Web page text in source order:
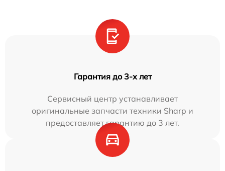
Гарантия до 3-х лет
Сервисный центр устанавливает
оригинальные запчасти техники Sharp и
предоставляет гарантию до 3 лет.